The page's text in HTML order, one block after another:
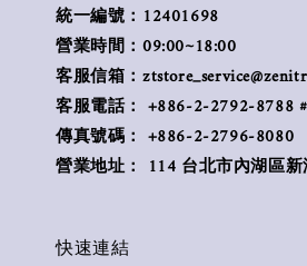
統一編號：12401698
營業時間：09:00~18:00
客服信箱：
客服電話： +886-2-2792-8788
傳真號碼： +886-2-2796-8080
營業地址： 114 台北市內湖區
快速連結